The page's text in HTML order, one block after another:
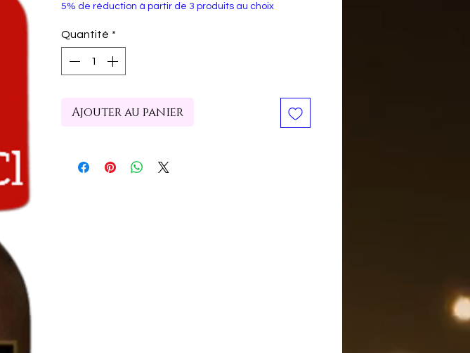
5% de réduction à partir de 3 produits au choix
Quantité *
Ajouter au panier